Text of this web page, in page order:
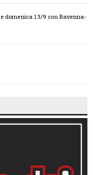
domenica 13/9 con Ravenna-